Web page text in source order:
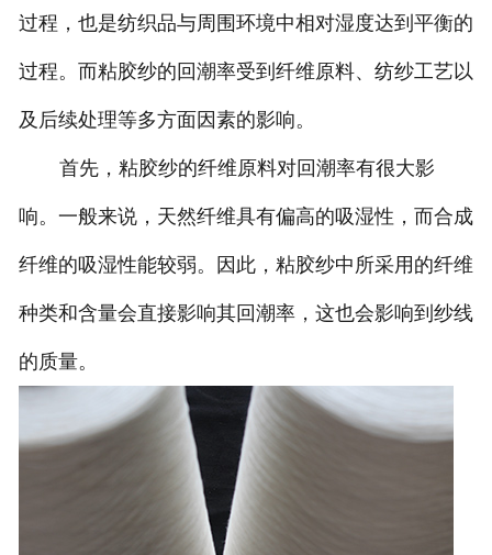
厂房设备
联系我们
公司官网
过程，也是纺织品与周围环境中相对湿度达到平衡的
过程。而粘胶纱的回潮率受到纤维原料、纺纱工艺以
及后续处理等多方面因素的影响。
首先，粘胶纱的纤维原料对回潮率有很大影
响。一般来说，天然纤维具有偏高的吸湿性，而合成
纤维的吸湿性能较弱。因此，粘胶纱中所采用的纤维
种类和含量会直接影响其回潮率，这也会影响到纱线
的质量。